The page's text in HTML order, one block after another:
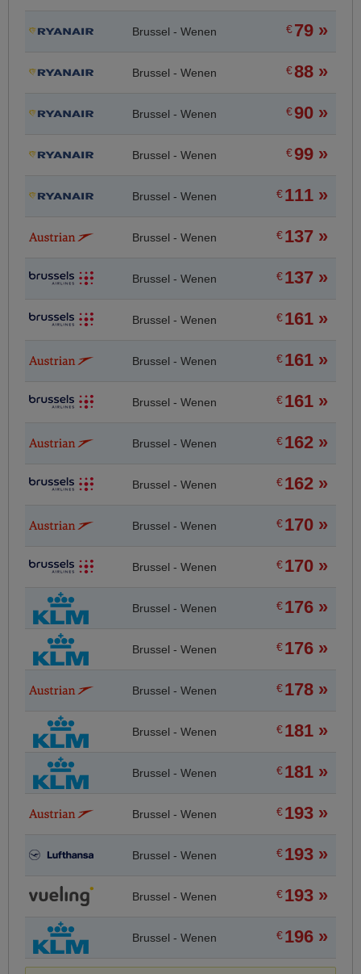
Brussel - Wenen €79 »
Brussel - Wenen €88 »
Brussel - Wenen €90 »
Brussel - Wenen €99 »
Brussel - Wenen €111 »
Brussel - Wenen €137 »
Brussel - Wenen €137 »
Brussel - Wenen €161 »
Brussel - Wenen €161 »
Brussel - Wenen €161 »
Brussel - Wenen €162 »
Brussel - Wenen €162 »
Brussel - Wenen €170 »
Brussel - Wenen €170 »
Brussel - Wenen €176 »
Brussel - Wenen €176 »
Brussel - Wenen €178 »
Brussel - Wenen €181 »
Brussel - Wenen €181 »
Brussel - Wenen €193 »
Brussel - Wenen €193 »
Brussel - Wenen €193 »
Brussel - Wenen €196 »